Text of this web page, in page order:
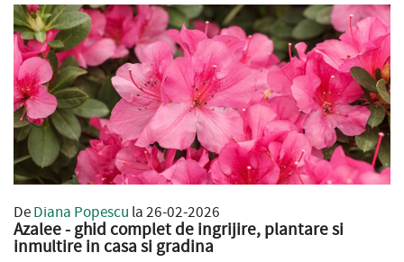
DeDiana Popescu la 26-02-2026
Azalee - ghid complet de ingrijire, plantare si
inmultire in casa si gradina